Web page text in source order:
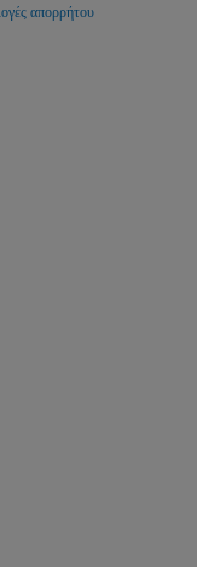
απορρήτου